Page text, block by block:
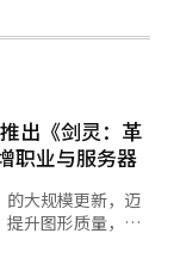
出《剑灵：革
职业与服务器
大规模更新，迈
升图形质量，并
力。